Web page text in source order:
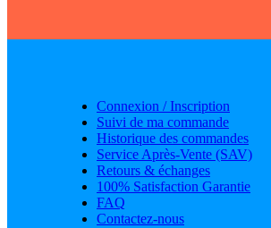
Connexion / Inscription
Suivi de ma commande
Historique des commandes
Service Après-Vente (SAV)
Retours & échanges
100% Satisfaction Garantie
FAQ
Contactez-nous